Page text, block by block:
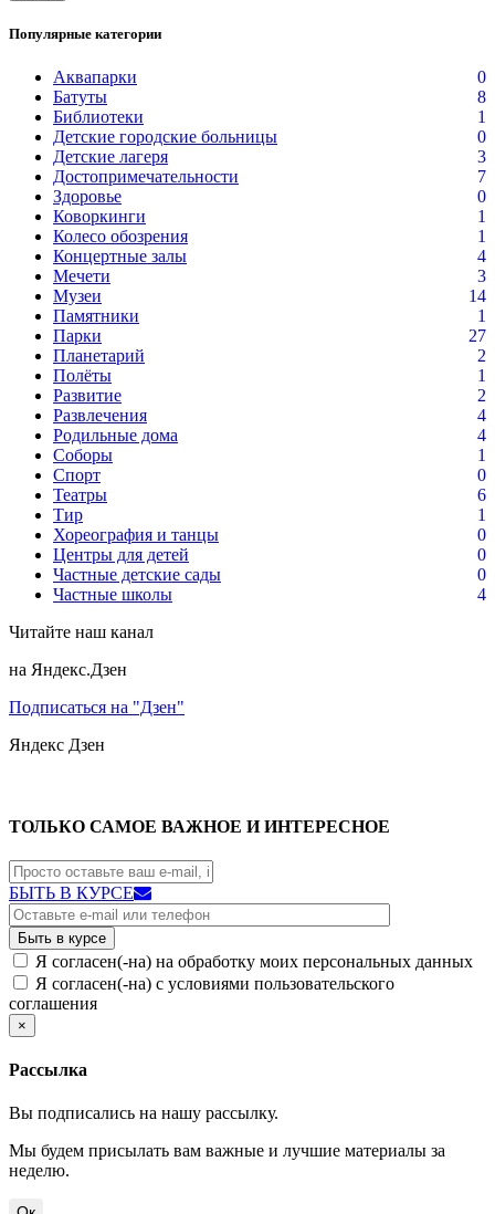
Популярные категории
Аквапарки
0
Батуты
8
Библиотеки
1
Детские городские больницы
0
Детские лагеря
3
Достопримечательности
7
Здоровье
0
Коворкинги
1
Колесо обозрения
1
Концертные залы
4
Мечети
3
Музеи
14
Памятники
1
Парки
27
Планетарий
2
Полёты
1
Развитие
2
Развлечения
4
Родильные дома
4
Соборы
1
Спорт
0
Театры
6
Тир
1
Хореография и танцы
0
Центры для детей
0
Частные детские сады
0
Частные школы
4
Читайте наш канал
на Яндекс.Дзен
Подписаться на "Дзен"
Яндекс Дзен
ТОЛЬКО САМОЕ ВАЖНОЕ И ИНТЕРЕСНОЕ
БЫТЬ В КУРСЕ
Я согласен(-на) на обработку моих персональных данных
Я согласен(-на) с условиями пользовательского
соглашения
×
Рассылка
Вы подписались на нашу рассылку.
Мы будем присылать вам важные и лучшие материалы за
неделю.